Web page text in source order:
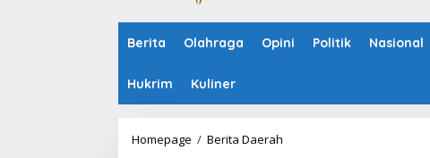
Berita Olahraga Opini Politik Nasional
Hukrim Kuliner
Homepage / Berita Daerah